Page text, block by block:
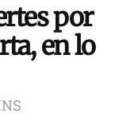
por
en lo